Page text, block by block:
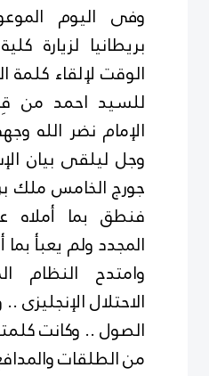
وفى اليوم
بريطانيا لزيارة
الوقت لإلقاء كلمة
للسيد احمد من
الإمام نضر الله
وجل ليلقى بيان
جورج الخامس ملك
فنطق بما أملاه
المجدد ولم يعبأ بما
وامتدح النظام
الاحتلال الإنجليزى
الصول .. وكانت
من الطلقات